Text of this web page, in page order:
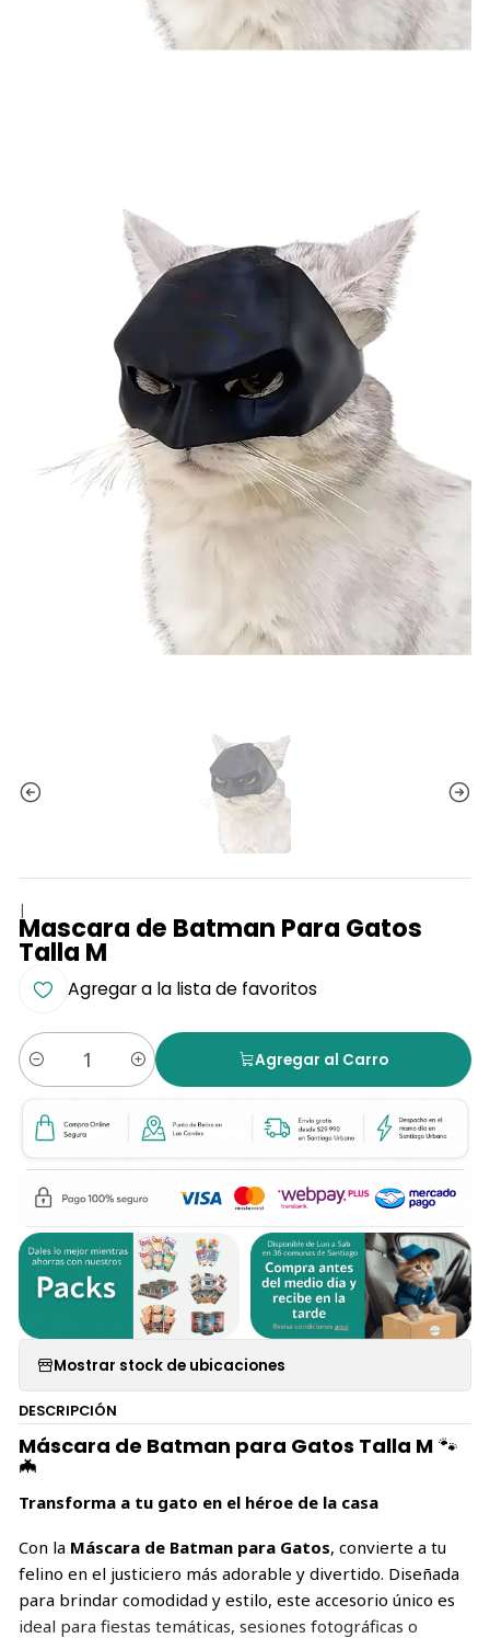
|
Mascara de Batman Para Gatos
Talla M
Agregar a la lista de favoritos
Cantidad
Agregar al Carro
Mostrar stock de ubicaciones
DESCRIPCIÓN
Máscara de Batman para Gatos Talla M🐾
🦇
Transforma a tu gato en el héroe de la casa
Con la Máscara de Batman para Gatos, convierte a tu
felino en el justiciero más adorable y divertido. Diseñada
para brindar comodidad y estilo, este accesorio único es
ideal para fiestas temáticas, sesiones fotográficas o